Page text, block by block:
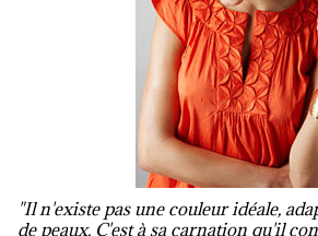
"Il n'existe pas une couleur idéale, adaptée à tous les types
de peaux. C'est à sa carnation qu'il